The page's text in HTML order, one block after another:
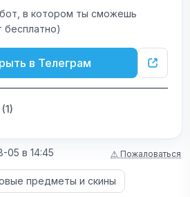
бот, в котором ты сможешь
бесплатно)
в Телеграм
1)
05 в 14:45 ⚠ Пожаловаться
предметы и скины